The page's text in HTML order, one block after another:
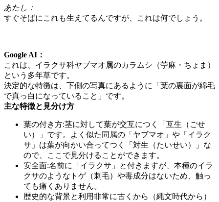
あたし：
すぐそばにこれも生えてるんですが、これは何でしょう。
Google AI：
これは、イラクサ科ヤブマオ属のカラムシ（苧麻・ちょま）
という多年草です。
決定的な特徴は、下側の写真にあるように「葉の裏面が綿毛
で真っ白になっていること」です。
主な特徴と見分け方
葉の付き方:茎に対して葉が交互につく「互生（ごせ
い）」です。よく似た同属の「ヤブマオ」や「イラク
サ」は葉が向かい合ってつく「対生（たいせい）」な
ので、ここで見分けることができます。
安全面:名前に「イラクサ」と付きますが、本種のイラ
クサのようなトゲ（刺毛）や毒成分はないため、触っ
ても痛くありません。
歴史的な背景と利用非常に古くから（縄文時代から）